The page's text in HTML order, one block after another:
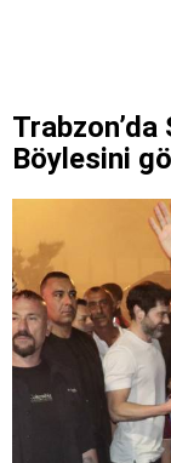
Trabzon’da
Böylesini